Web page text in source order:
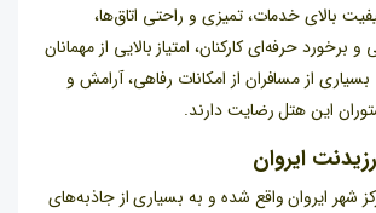
بالای خدمات، تمیزی و راحتی اتاق‌ها،
برخورد حرفه‌ای کارکنان، امتیاز بالایی از مهمانان
از مسافران از امکانات رفاهی، آرامش و
این هتل رضایت دارند.
ایروان
شهر ایروان واقع شده و به بسیاری از جاذبه‌های